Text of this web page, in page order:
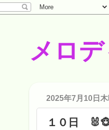
メロ
2025年7月10日木
１０日